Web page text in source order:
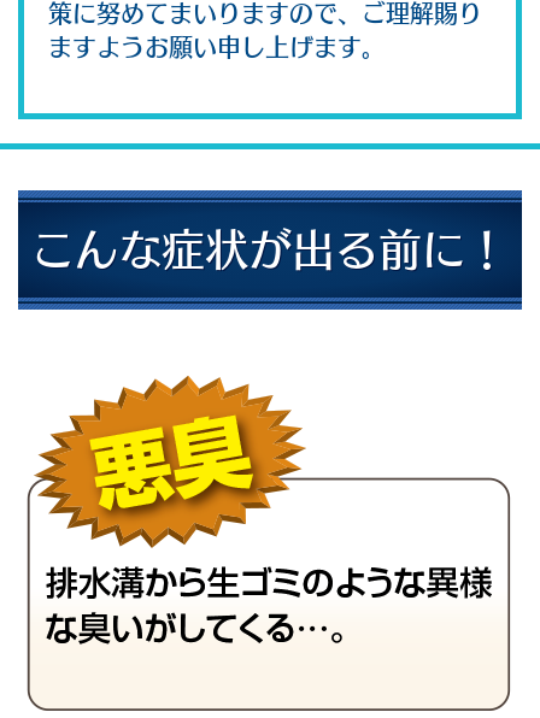
策に努めてまいりますので、ご理解賜り
ますようお願い申し上げます。
こんな症状が出る前に！